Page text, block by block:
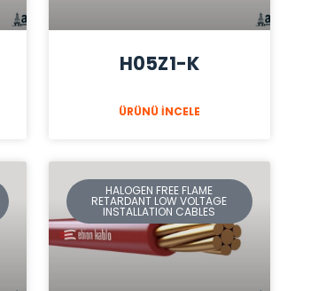
H05Z1-K
ÜRÜNÜ İNCELE
HALOGEN FREE FLAME
RETARDANT LOW VOLTAGE
INSTALLATION CABLES